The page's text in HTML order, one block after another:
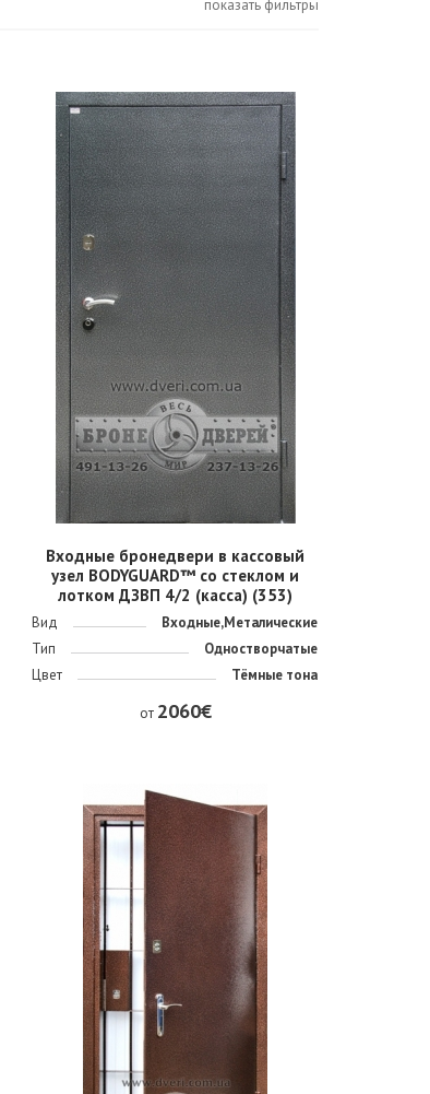
показать фильтры
Входные бронедвери в кассовый
узел BODYGUARD™ со стеклом и
лотком ДЗВП 4/2 (касса) (353)
Вид
Входные,Металические
Тип
Одностворчатые
Цвет
Тёмные тона
от 2060€